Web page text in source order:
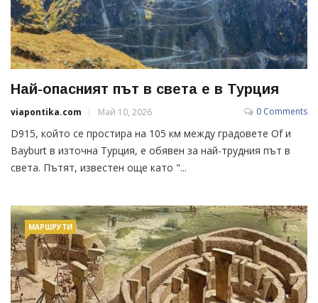
Най-опасният път в света е в Турция
viapontika.com Май 10, 2026 0 Comments
D915, който се простира на 105 км между градовете Of и
Bayburt в източна Турция, е обявен за най-трудния път в
света. Пътят, известен още като "...
МАРШРУТИ